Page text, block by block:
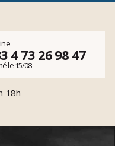
4 73 26 98 47
le 15/08
18h